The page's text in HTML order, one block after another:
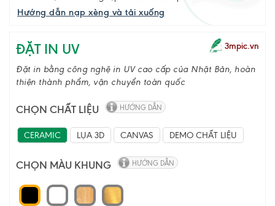
Hướng dẫn nạp xèng và tải xuống
ĐẶT IN UV 3mpic.vn
Đặt in bằng công nghệ in UV cao cấp của Nhật Bản, hoàn
thiện thành phẩm, vận chuyển toàn quốc
CHỌN CHẤT LIỆU HƯỚNG DẪN
CERAMIC LỤA 3D CANVAS DEMO CHẤT LIỆU
CHỌN MÀU KHUNG HƯỚNG DẪN